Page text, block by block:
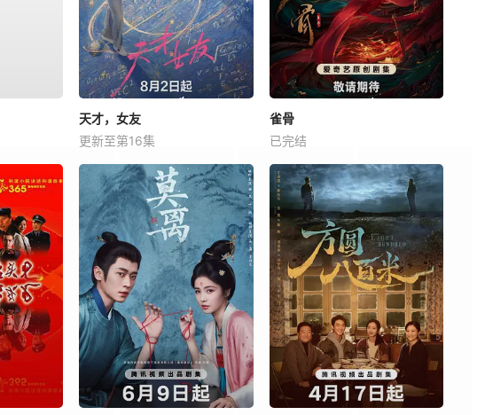
天才，女友
更新至第16集
雀骨
已完结